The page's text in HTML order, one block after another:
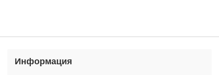
M
Информация